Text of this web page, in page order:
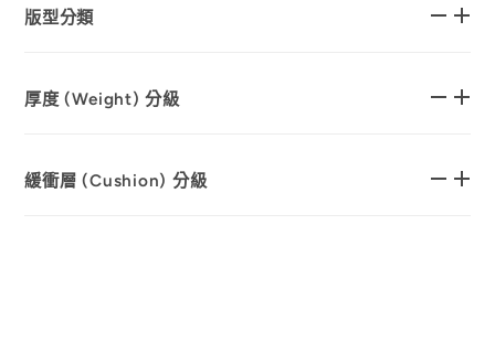
版型分類
厚度 (Weight) 分級
緩衝層 (Cushion) 分級